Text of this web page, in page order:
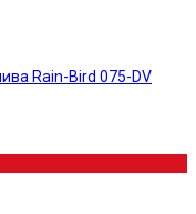
Rain-Bird 075-DV